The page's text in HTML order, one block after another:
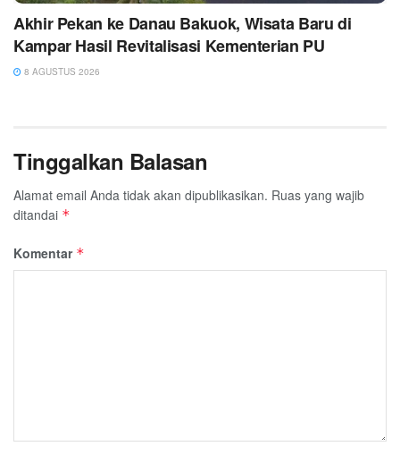
Akhir Pekan ke Danau Bakuok, Wisata Baru di
Kampar Hasil Revitalisasi Kementerian PU
8 AGUSTUS 2026
Tinggalkan Balasan
Alamat email Anda tidak akan dipublikasikan. Ruas yang wajib
ditandai *
Komentar *